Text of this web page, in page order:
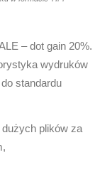
– dot gain 20%.
wydruków
standardu
dużych plików za